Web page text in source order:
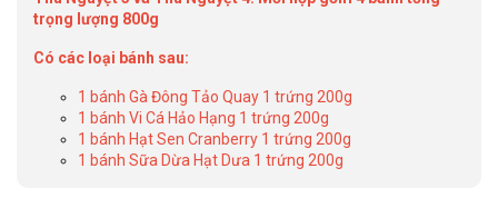
trọng lượng 800g
Có các loại bánh sau:
1 bánh Gà Đông Tảo Quay 1 trứng 200g
1 bánh Vi Cá Hảo Hạng 1 trứng 200g
1 bánh Hạt Sen Cranberry 1 trứng 200g
1 bánh Sữa Dừa Hạt Dưa 1 trứng 200g